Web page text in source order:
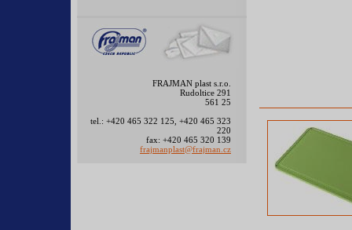
FRAJMAN plast s.r.o.
Rudoltice 291
561 25
tel.: +420 465 322 125, +420 465 323
220
fax: +420 465 320 139
frajmanplast@frajman.cz